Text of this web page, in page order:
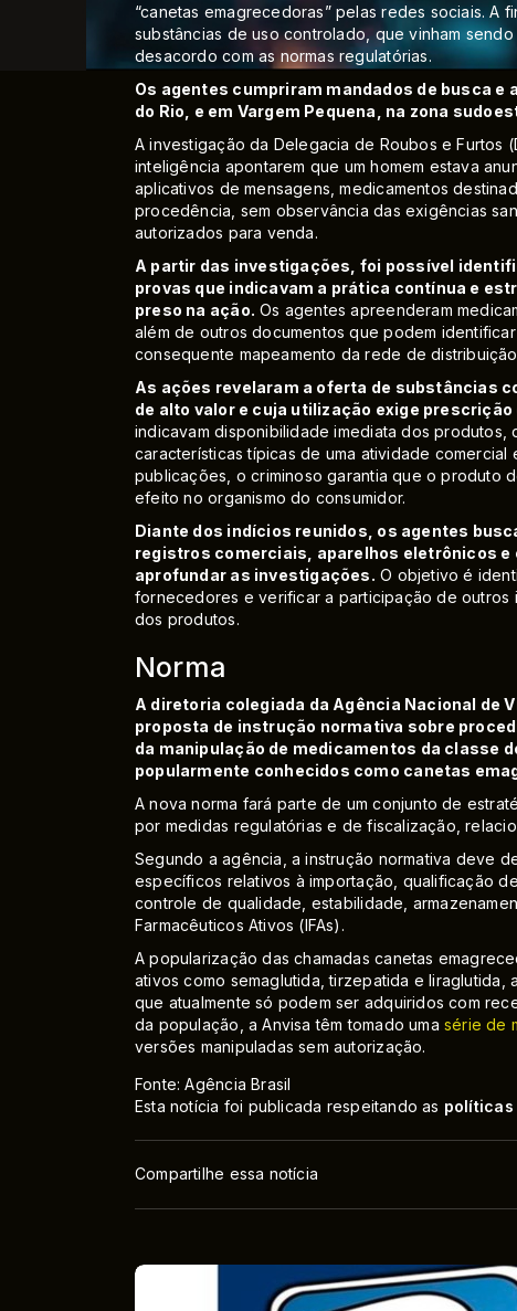
“canetas emagrecedoras” pelas redes sociais.
substâncias de uso controlado, que vinham
desacordo com as normas regulatórias.
Os agentes cumpriram mandados de busca e
do Rio, e em Vargem Pequena, na zona
A investigação da Delegacia de Roubos e Furtos
inteligência apontarem que um homem estava
aplicativos de mensagens, medicamentos
procedência, sem observância das exigências
autorizados para venda.
A partir das investigações, foi possível
provas que indicavam a prática contínua e
preso na ação. Os agentes apreenderam
além de outros documentos que podem
consequente mapeamento da rede de
As ações revelaram a oferta de substâncias
de alto valor e cuja utilização exige
indicavam disponibilidade imediata dos
características típicas de uma atividade comercial
publicações, o criminoso garantia que o produto
efeito no organismo do consumidor.
Diante dos indícios reunidos, os agentes
registros comerciais, aparelhos eletrônicos
aprofundar as investigações. O objetivo é
fornecedores e verificar a participação de outros
dos produtos.
Norma
A diretoria colegiada da Agência Nacional de
proposta de instrução normativa sobre
da manipulação de medicamentos da classe
popularmente conhecidos como canetas
A nova norma fará parte de um conjunto de
por medidas regulatórias e de fiscalização,
Segundo a agência, a instrução normativa deve
específicos relativos à importação, qualificação
controle de qualidade, estabilidade,
Farmacêuticos Ativos (IFAs).
A popularização das chamadas canetas
ativos como semaglutida, tirzepatida e liraglutida,
que atualmente só podem ser adquiridos com
da população, a Anvisa têm tomado uma série de
versões manipuladas sem autorização.
Fonte: Agência Brasil
Esta notícia foi publicada respeitando as políticas
Compartilhe essa notícia